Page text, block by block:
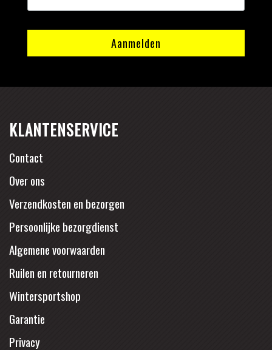
KLANTENSERVICE
Contact
Over ons
Verzendkosten en bezorgen
Persoonlijke bezorgdienst
Algemene voorwaarden
Ruilen en retourneren
Wintersportshop
Garantie
Privacy